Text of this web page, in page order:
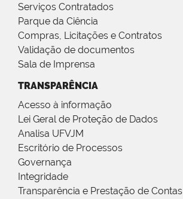
Serviços Contratados
Parque da Ciência
Compras, Licitações e Contratos
Validação de documentos
Sala de Imprensa
TRANSPARÊNCIA
Acesso à informação
Lei Geral de Proteção de Dados
Analisa UFVJM
Escritório de Processos
Governança
Integridade
Transparência e Prestação de Contas